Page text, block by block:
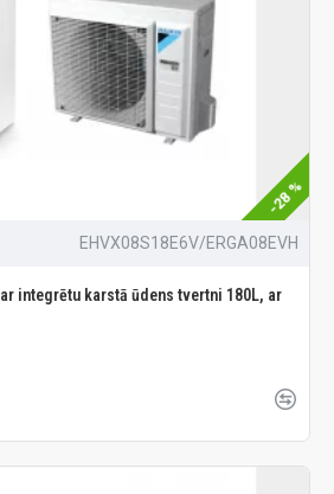
-28 %
EHVX08S18E6V/ERGA08EVH
integrētu karstā ūdens tvertni 180L, ar